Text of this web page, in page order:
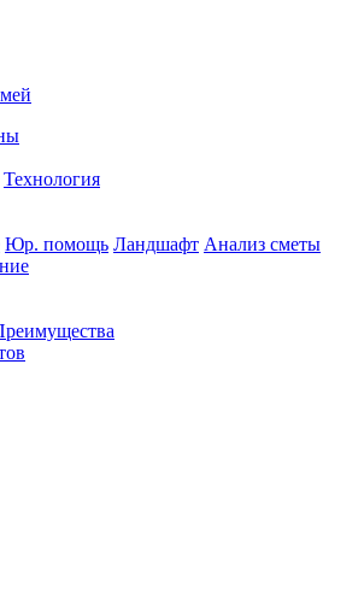
Технология
Юр. помощь Ландшафт Анализ сметы